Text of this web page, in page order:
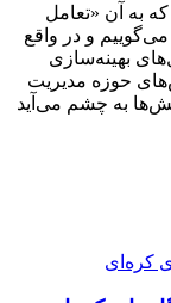
به آن «تعامل
و در واقع
بهینه‌سازی
حوزه مدیریت
به چشم می‌آید